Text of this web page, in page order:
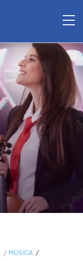
/ MÚSICA